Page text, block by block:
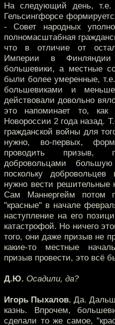
На следующий день, т.е.
Гельсингфорсе
- Совет народных
полномасштабная
что в отличие от
Империи в
большевики, а местные
были более умеренные,
большевиками и
действовали довольно
это напоминает то, как
Новороссии 2 года назад.
гражданской войны для
нужно, во-первых,
проводить призыв,
добровольцами
поскольку
нужно вести решительные
Сам Маннергейм потом
"красные" в начале
наступление на его
катастрофой. Но ничего
того, они даже призыв не
какие-то местные
призыв провести, это всё
Д.Ю. Осадили, да?
Игорь Пыхалов. Да.
казнь. Впрочем,
сделали то же самое,